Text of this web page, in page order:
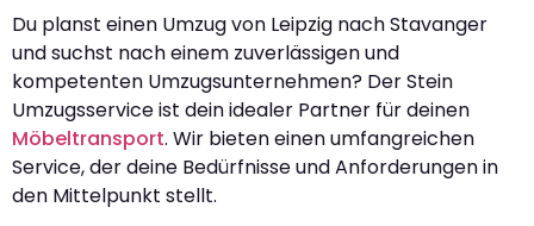
Du planst einen Umzug von Leipzig nach Stavanger
und suchst nach einem zuverlässigen und
kompetenten Umzugsunternehmen? Der Stein
Umzugsservice ist dein idealer Partner für deinen
Möbeltransport. Wir bieten einen umfangreichen
Service, der deine Bedürfnisse und Anforderungen in
den Mittelpunkt stellt.